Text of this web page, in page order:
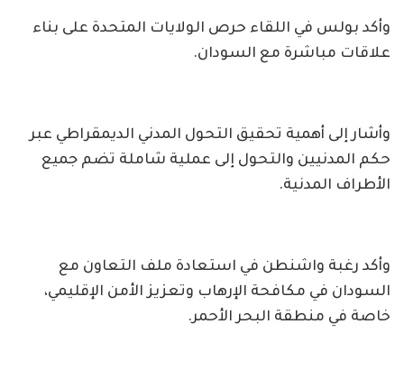
وأكد بولس في اللقاء حرص الولايات المتحدة على بناء
علاقات مباشرة مع السودان.
وأشار إلى أهمية تحقيق التحول المدني الديمقراطي عبر
حكم المدنيين والتحول إلى عملية شاملة تضم جميع
الأطراف المدنية.
وأكد رغبة واشنطن في استعادة ملف التعاون مع
‎السودان في مكافحة الإرهاب وتعزيز الأمن الإقليمي،
خاصة في منطقة البحر الأحمر.